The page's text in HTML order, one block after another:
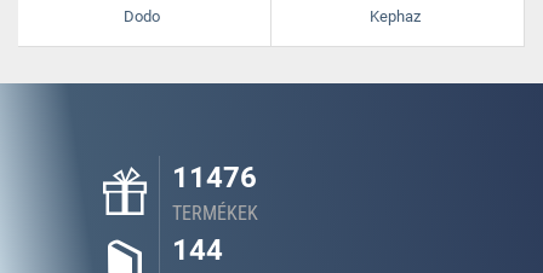
Dodo Kephaz
11476
TERMÉKEK
144